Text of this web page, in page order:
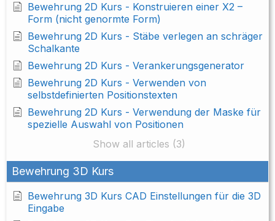
Bewehrung 2D Kurs - Konstruieren einer X2 –
Form (nicht genormte Form)
Bewehrung 2D Kurs - Stäbe verlegen an schräger
Schalkante
Bewehrung 2D Kurs - Verankerungsgenerator
Bewehrung 2D Kurs - Verwenden von
selbstdefinierten Positionstexten
Bewehrung 2D Kurs - Verwendung der Maske für
spezielle Auswahl von Positionen
Show all articles (3)
Bewehrung 3D Kurs
Bewehrung 3D Kurs CAD Einstellungen für die 3D
Eingabe